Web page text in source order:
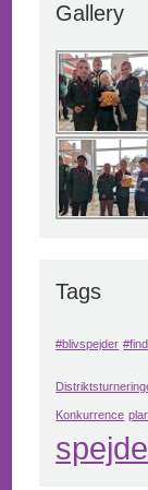
Gallery
Tags
#blivspejder
Konkurrence